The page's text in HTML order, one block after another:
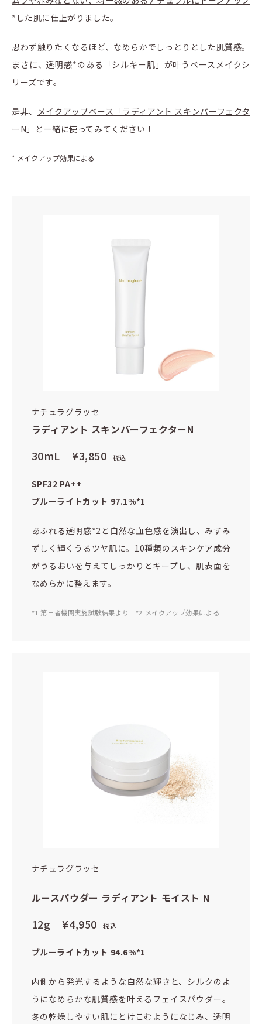
*した肌に仕上がりました。
思わず触りたくなるほど、なめらかでしっとりとした肌質感。
まさに、透明感*のある「シルキー肌」が叶うベースメイクシ
リーズです。
是非、
メイクアップベース「ラディアント スキンパーフェクタ
ーN」と一緒に使ってみてください！
* メイクアップ効果による
ナチュラグラッセ
ラディアント スキンパーフェクターN
30mL ¥3,850 税込
SPF32 PA++
ブルーライトカット 97.1%*1
あふれる透明感*2と自然な血色感を演出し、みずみ
ずしく輝くうるツヤ肌に。10種類のスキンケア成分
がうるおいを与えてしっかりとキープし、肌表面を
なめらかに整えます。
*1 第三者機関実施試験結果より *2 メイクアップ効果による
ナチュラグラッセ
ルースパウダー ラディアント モイスト N
12g ¥4,950 税込
ブルーライトカット 94.6%*1
内側から発光するような自然な輝きと、シルクのよ
うになめらかな肌質感を叶えるフェイスパウダー。
冬の乾燥しやすい肌にとけこむようになじみ、透明